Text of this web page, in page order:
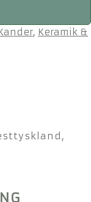
, Keramik &